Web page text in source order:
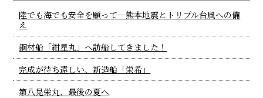
陸でも海でも安全を願って―熊本地震とトリプル台風への備
え
鋼材船「紺星丸」へ訪船してきました！
完成が待ち遠しい、新造船「栄希」
第八晃栄丸、最後の夏へ